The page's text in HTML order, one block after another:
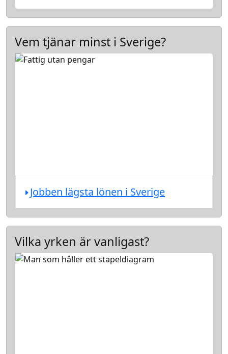
Vem tjänar minst i Sverige?
Jobben lägsta lönen i Sverige
Vilka yrken är vanligast?